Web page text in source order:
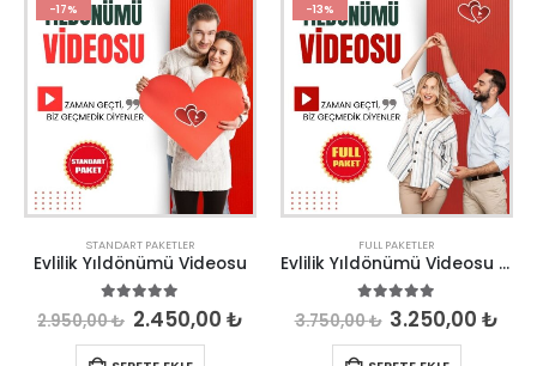
-17%
STANDART PAKETLER
Evlilik Yıldönümü Videosu
5.00out of 5
2.950,00₺ 2.450,00 ₺
-13%
FULL PAKETLER
Evlilik Yıldönümü Videosu Çook Özel
5.00out of 5
3.750,00₺ 3.250,00₺